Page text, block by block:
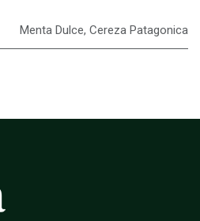
Menta Dulce, Cereza Patagonica